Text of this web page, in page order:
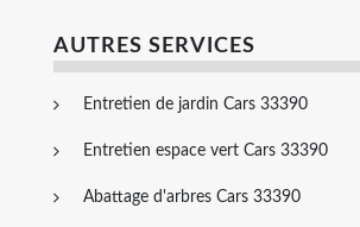
AUTRES SERVICES
Entretien de jardin Cars 33390
Entretien espace vert Cars 33390
Abattage d'arbres Cars 33390